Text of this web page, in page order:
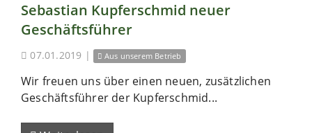
Sebastian Kupferschmid neuer
Geschäftsführer
07.01.2019 | Aus unserem Betrieb
Wir freuen uns über einen neuen, zusätzlichen
Geschäftsführer der Kupferschmid...